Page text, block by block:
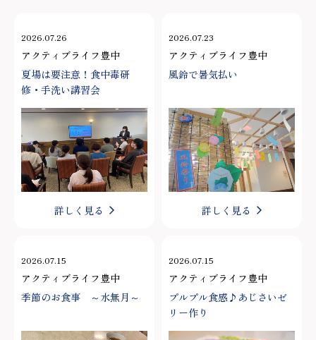
2026.07.26
アクティブライフ豊中
夏場は要注意！食中毒研
修・手洗い講習会
詳しく見る
2026.07.23
アクティブライフ豊中
風鈴で暑気払い
詳しく見る
2026.07.15
アクティブライフ豊中
季節のお食事 ～水無月～
2026.07.15
アクティブライフ豊中
プルプル食感♪あじさいゼ
リー作り